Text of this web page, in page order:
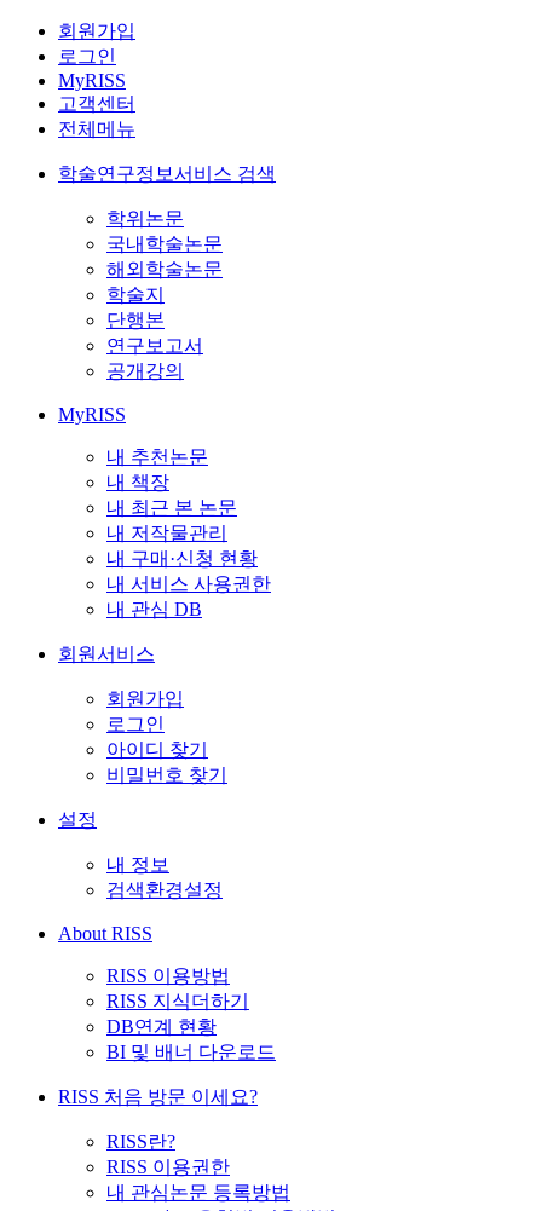
회원가입
로그인
MyRISS
고객센터
전체메뉴
학술연구정보서비스 검색
학위논문
국내학술논문
해외학술논문
학술지
단행본
연구보고서
공개강의
MyRISS
내 추천논문
내 책장
내 최근 본 논문
내 저작물관리
내 구매·신청 현황
내 서비스 사용권한
내 관심 DB
회원서비스
회원가입
로그인
아이디 찾기
비밀번호 찾기
설정
내 정보
검색환경설정
About RISS
RISS 이용방법
RISS 지식더하기
DB연계 현황
BI 및 배너 다운로드
RISS 처음 방문 이세요?
RISS란?
RISS 이용권한
내 관심논문 등록방법